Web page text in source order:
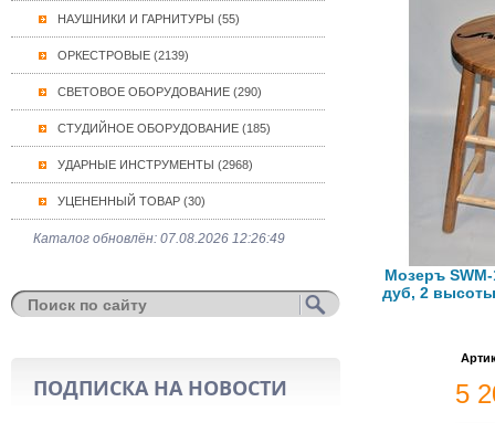
НАУШНИКИ И ГАРНИТУРЫ (55)
ОРКЕСТРОВЫЕ (2139)
СВЕТОВОЕ ОБОРУДОВАНИЕ (290)
СТУДИЙНОЕ ОБОРУДОВАНИЕ (185)
УДАРНЫЕ ИНСТРУМЕНТЫ (2968)
УЦЕНЕННЫЙ ТОВАР (30)
Каталог обновлён: 07.08.2026 12:26:49
ПОДПИСКА НА НОВОСТИ
Мозеръ SWM-
дуб, 2
5